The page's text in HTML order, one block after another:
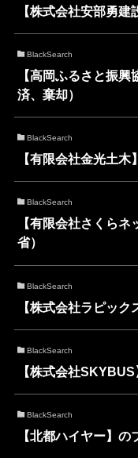
【株式会社安部勇建
BlackSearch
【高岡ふるさと振
済、棄却）
BlackSearch
【有限会社金光土木
BlackSearch
【有限会社さくら
省）
BlackSearch
【株式会社ラピック
BlackSearch
【株式会社
BlackSearch
【北都ハイヤー】の